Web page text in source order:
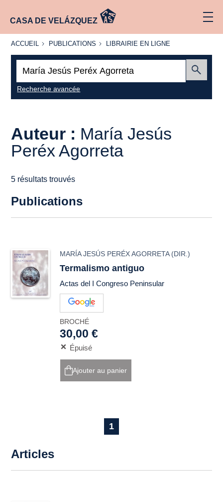
CASA DE VELÁZQUEZ
ACCUEIL
ACCUEIL PUBLICATIONS
PUBLICATIONS
LIBRAIRIE
LIBRAIRIE EN LIGNE
Recherche avancée
Auteur : María Jesús
Peréx Agorreta
5 résultats trouvés
Publications
MARÍA JESÚS PERÉX AGORRETA(DIR.)
Termalismo antiguo
Actas del I Congreso Peninsular
BROCHÉ
30,00 €
Épuisé
Ajouter au panier
1
Articles